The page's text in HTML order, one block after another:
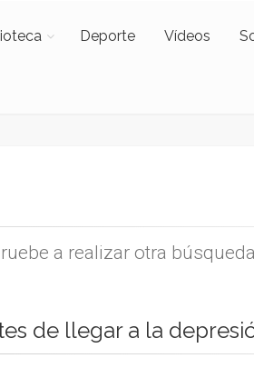
Deporte Vídeos
a realizar otra
de llegar a la